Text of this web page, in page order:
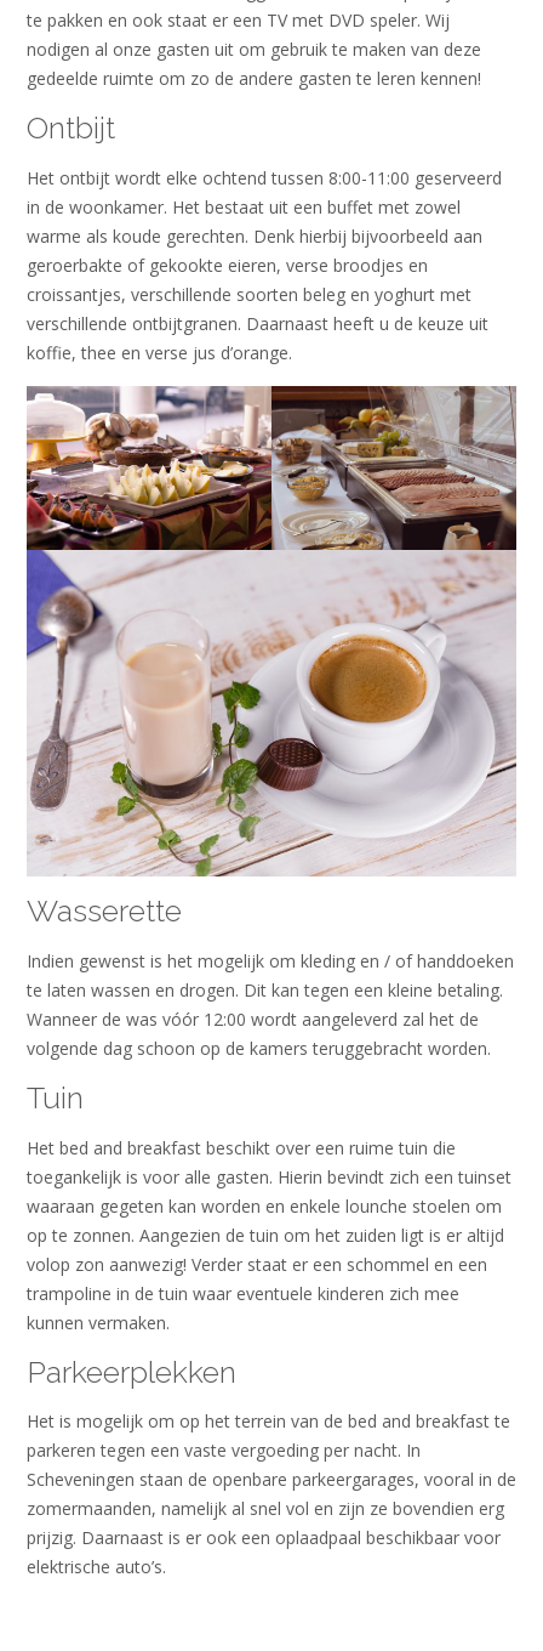
te pakken en ook staat er een TV met DVD speler. Wij
nodigen al onze gasten uit om gebruik te maken van deze
gedeelde ruimte om zo de andere gasten te leren kennen!
Ontbijt
Het ontbijt wordt elke ochtend tussen 8:00-11:00 geserveerd
in de woonkamer. Het bestaat uit een buffet met zowel
warme als koude gerechten. Denk hierbij bijvoorbeeld aan
geroerbakte of gekookte eieren, verse broodjes en
croissantjes, verschillende soorten beleg en yoghurt met
verschillende ontbijtgranen. Daarnaast heeft u de keuze uit
koffie, thee en verse jus d’orange.
Wasserette
Indien gewenst is het mogelijk om kleding en / of handdoeken
te laten wassen en drogen. Dit kan tegen een kleine betaling.
Wanneer de was vóór 12:00 wordt aangeleverd zal het de
volgende dag schoon op de kamers teruggebracht worden.
Tuin
Het bed and breakfast beschikt over een ruime tuin die
toegankelijk is voor alle gasten. Hierin bevindt zich een tuinset
waaraan gegeten kan worden en enkele lounche stoelen om
op te zonnen. Aangezien de tuin om het zuiden ligt is er altijd
volop zon aanwezig! Verder staat er een schommel en een
trampoline in de tuin waar eventuele kinderen zich mee
kunnen vermaken.
Parkeerplekken
Het is mogelijk om op het terrein van de bed and breakfast te
parkeren tegen een vaste vergoeding per nacht. In
Scheveningen staan de openbare parkeergarages, vooral in de
zomermaanden, namelijk al snel vol en zijn ze bovendien erg
prijzig. Daarnaast is er ook een oplaadpaal beschikbaar voor
elektrische auto’s.